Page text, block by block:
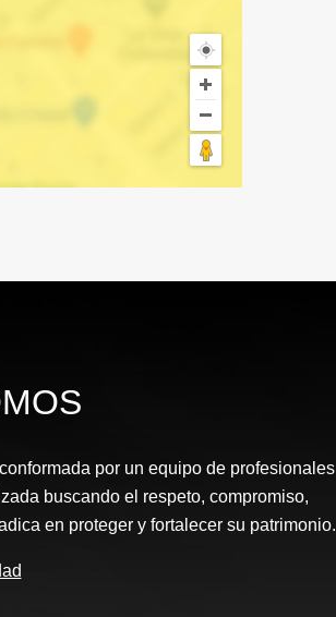
por un equipo de profesionales
buscando el respeto, compromiso,
en proteger y fortalecer su patrimonio.